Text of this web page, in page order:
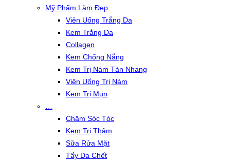
Mỹ Phẩm Làm Đẹp
Viên Uống Trắng Da
Kem Trắng Da
Collagen
Kem Chống Nắng
Kem Trị Nám Tàn Nhang
Viên Uống Trị Nám
Kem Trị Mụn
Chăm Sóc Tóc
Kem Trị Thâm
Sữa Rửa Mặt
Tẩy Da Chết